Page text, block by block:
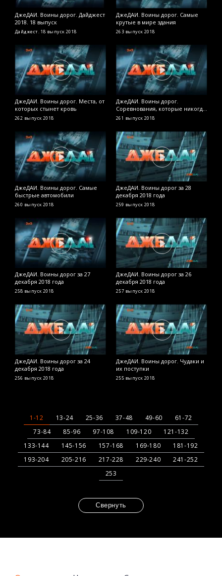
ДжеДАИ. Воины дорог. Дайджест
2018. 18 выпуск
Дайджест. 18 выпуск 2018
ДжеДАИ. Воины дорог. Самые
крутые в мире здания
263 выпуск 2018
ДжеДАИ. Воины дорог. Места, от
которых стынет кровь
262 выпуск 2018
ДжеДАИ. Воины дорог.
Соревнования, которые никогда
не станут олимпийскими
261 выпуск 2018
ДжеДАИ. Воины дорог. Самые
быстрые автомобили
260 выпуск 2018
ДжеДАИ. Воины дорог за 28
декабря 2018 года
259 выпуск 2018
ДжеДАИ. Воины дорог за 27
декабря 2018 года
258 выпуск 2018
ДжеДАИ. Воины дорог за 26
декабря 2018 года
257 выпуск 2018
ДжеДАИ. Воины дорог за 24
декабря 2018 года
256 выпуск 2018
ДжеДАИ. Воины дорог. Чудаки и
их поступки
255 выпуск 2018
1-12 13-24 25-36 37-48 49-60
61-72
73-84
85-96 97-108 109-120
121-132
133-144
145-156 157-168 169-180
181-192
193-204
205-216 217-228 229-240
241-252
253
Свернуть